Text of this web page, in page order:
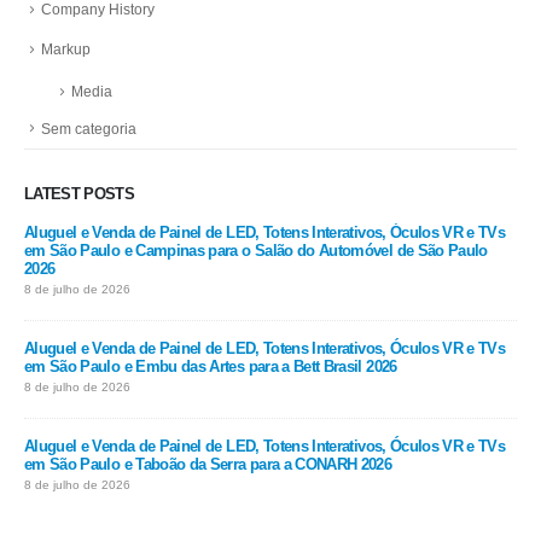
Company History
Markup
Media
Sem categoria
LATEST POSTS
Aluguel e Venda de Painel de LED, Totens Interativos, Óculos VR e TVs
em São Paulo e Campinas para o Salão do Automóvel de São Paulo
2026
8 de julho de 2026
Aluguel e Venda de Painel de LED, Totens Interativos, Óculos VR e TVs
em São Paulo e Embu das Artes para a Bett Brasil 2026
8 de julho de 2026
Aluguel e Venda de Painel de LED, Totens Interativos, Óculos VR e TVs
em São Paulo e Taboão da Serra para a CONARH 2026
8 de julho de 2026